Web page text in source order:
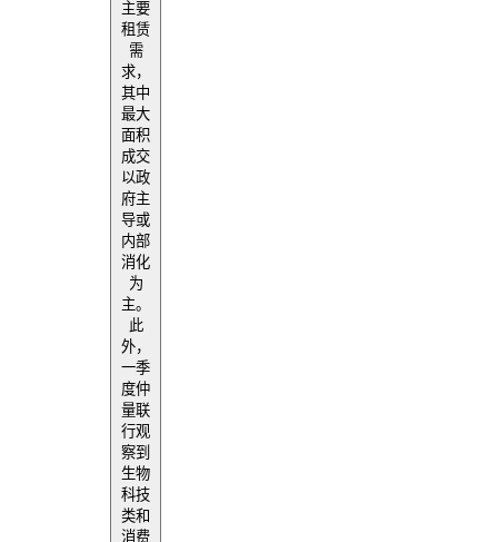
主要
租赁
需
求，
其中
最大
面积
成交
以政
府主
导或
内部
消化
为
主。
此
外，
一季
度仲
量联
行观
察到
生物
科技
类和
消费